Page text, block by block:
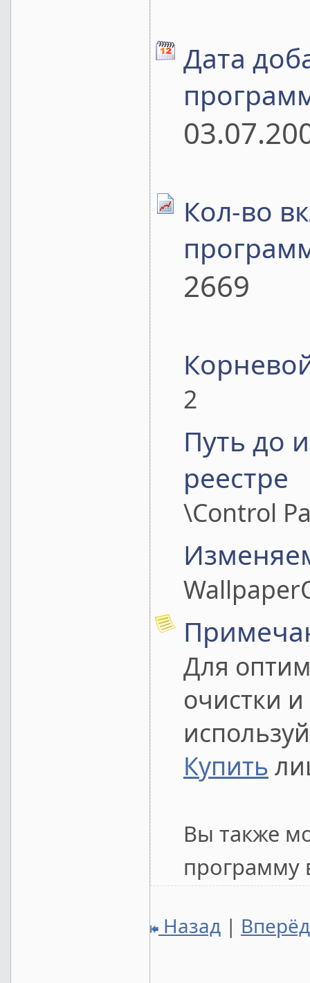
Дата
Кол-во
2669
2
Путь до
реестре
\Control
Для
очистки
Купить
Вы также
программу
Назад |